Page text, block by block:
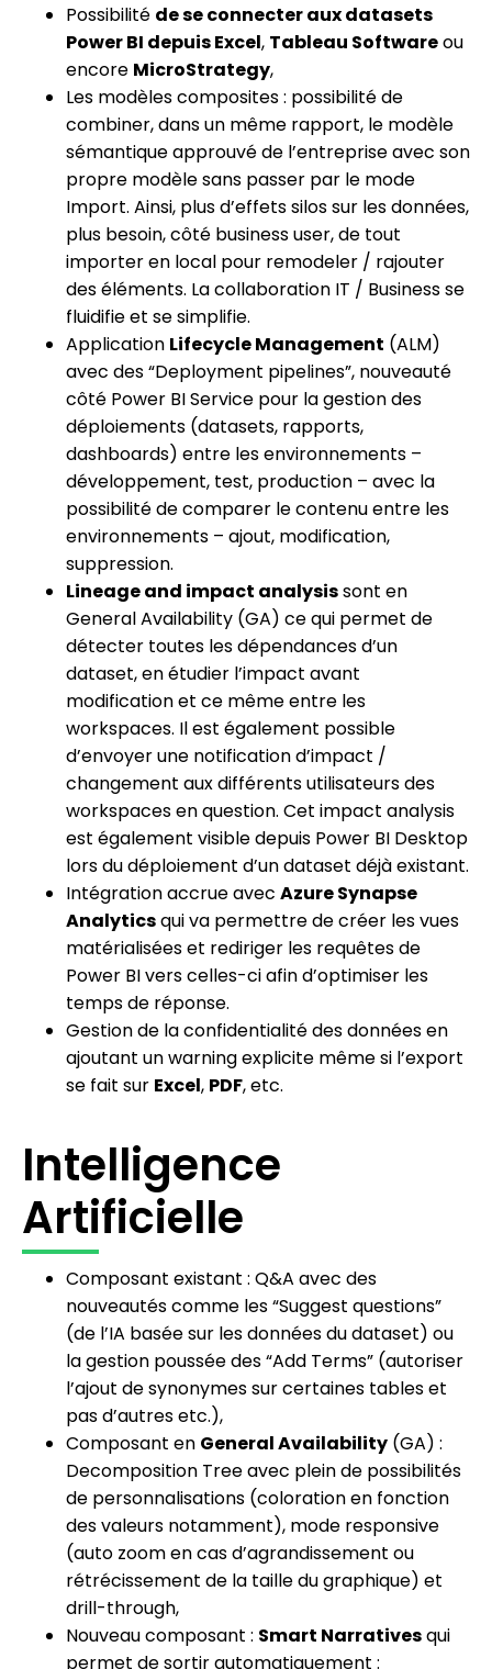
Possibilité de se connecter aux datasets
Power BI depuis Excel, Tableau Softwareou
encore MicroStrategy,
Les modèles composites : possibilité de
combiner, dans un même rapport, le modèle
sémantique approuvé de l’entreprise avec son
propre modèle sans passer par le mode
Import. Ainsi, plus d’effets silos sur les données,
plus besoin, côté business user, de tout
importer en local pour remodeler / rajouter
des éléments. La collaboration IT / Business se
fluidifie et se simplifie.
Application Lifecycle Management (ALM)
avec des “Deployment pipelines”, nouveauté
côté Power BI Service pour la gestion des
déploiements (datasets, rapports,
dashboards) entre les environnements –
développement, test, production – avec la
possibilité de comparer le contenu entre les
environnements – ajout, modification,
suppression.
Lineage and impact analysissont en
General Availability (GA) ce qui permet de
détecter toutes les dépendances d’un
dataset, en étudier l’impact avant
modification et ce même entre les
workspaces. Il est également possible
d’envoyer une notification d’impact /
changement aux différents utilisateurs des
workspaces en question. Cet impact analysis
est également visible depuis Power BI Desktop
lors du déploiement d’un dataset déjà existant.
Intégration accrue avec Azure Synapse
Analyticsqui va permettre de créer les vues
matérialisées et rediriger les requêtes de
Power BI vers celles-ci afin d’optimiser les
temps de réponse.
Gestion de la confidentialité des données en
ajoutant un warning explicite même si l’export
se fait sur Excel, PDF, etc.
Intelligence
Artificielle
Composant existant : Q&A avec des
nouveautés comme les “Suggest questions”
(de l’IA basée sur les données du dataset) ou
la gestion poussée des “Add Terms” (autoriser
l’ajout de synonymes sur certaines tables et
pas d’autres etc.),
Composant en General Availability (GA) :
Decomposition Tree avec plein de possibilités
de personnalisations (coloration en fonction
des valeurs notamment), mode responsive
(auto zoom en cas d’agrandissement ou
rétrécissement de la taille du graphique) et
drill-through,
Nouveau composant : Smart Narrativesqui
permet de sortir automatiquement :